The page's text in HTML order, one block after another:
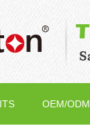
OEM/ODM